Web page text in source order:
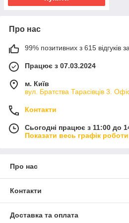
Про нас
99% позитивних з 615 відгуків
Працює з 07.03.2024
м. Київ
вул. Братства Тарасівців 3.
Контакти
Сьогодні працює з 11:00 до
Показати весь графік роботи
Про нас
Контакти
Доставка та оплата